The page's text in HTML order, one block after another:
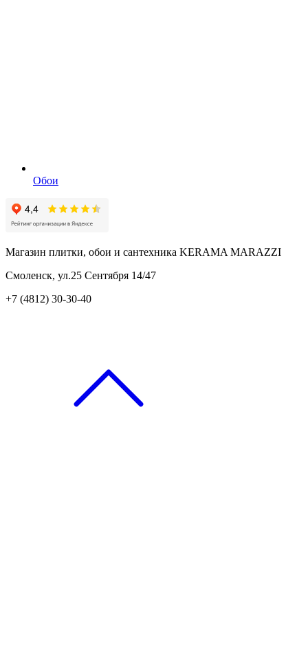
Обои
Магазин плитки, обои и сантехника KERAMA MARAZZI
Смоленск, ул.25 Сентября 14/47
+7 (4812) 30-30-40